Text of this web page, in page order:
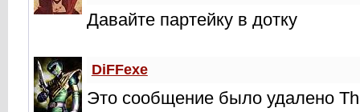
Давайте партейку в дотку
DiFFexe
Это сообщение было удалено